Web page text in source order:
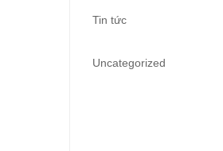
Tin tức
Uncategorized